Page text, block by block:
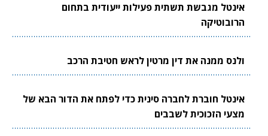
אינטל מגבשת תשתית פעילות ייעודית בתחום
הרובוטיקה
ולנס ממנה את דין מרטין לראש חטיבת הרכב
אינטל חוברת לחברה סינית כדי לפתח את הדור הבא של
מצעי הזכוכית לשבבים